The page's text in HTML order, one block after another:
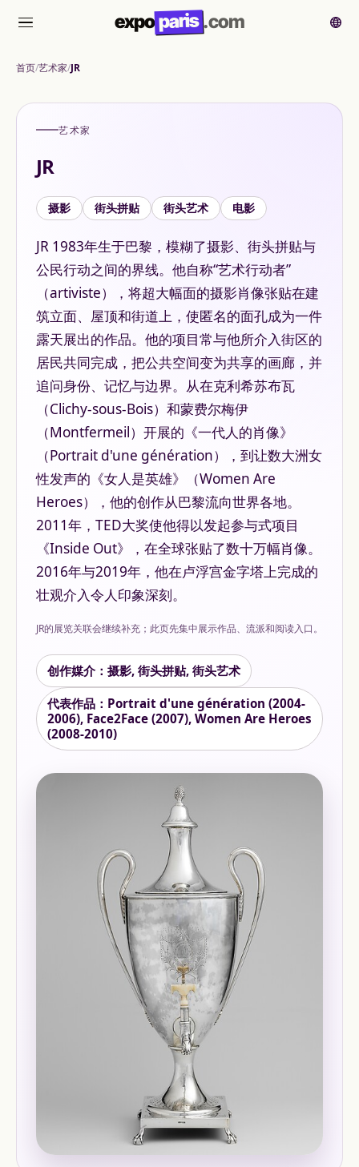
菜单 expoparis.com
首页 艺术家 JR
艺术家
JR
摄影 街头拼贴 街头艺术 电影
JR 1983年生于巴黎，模糊了摄影、街头拼贴与
公民行动之间的界线。他自称“艺术行动者”
（artiviste），将超大幅面的摄影肖像张贴在建
筑立面、屋顶和街道上，使匿名的面孔成为一件
露天展出的作品。他的项目常与他所介入街区的
居民共同完成，把公共空间变为共享的画廊，并
追问身份、记忆与边界。从在克利希苏布瓦
（Clichy-sous-Bois）和蒙费尔梅伊
（Montfermeil）开展的《一代人的肖像》
（Portrait d'une génération），到让数大洲女
性发声的《女人是英雄》（Women Are
Heroes），他的创作从巴黎流向世界各地。
2011年，TED大奖使他得以发起参与式项目
《Inside Out》，在全球张贴了数十万幅肖像。
2016年与2019年，他在卢浮宫金字塔上完成的
壮观介入令人印象深刻。
JR的展览关联会继续补充；此页先集中展示作品、流派和阅读入口。
创作媒介：摄影, 街头拼贴, 街头艺术
代表作品：Portrait d'une génération (2004-
2006), Face2Face (2007), Women Are Heroes
(2008-2010)